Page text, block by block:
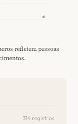
25
refletem pessoas
314 registros